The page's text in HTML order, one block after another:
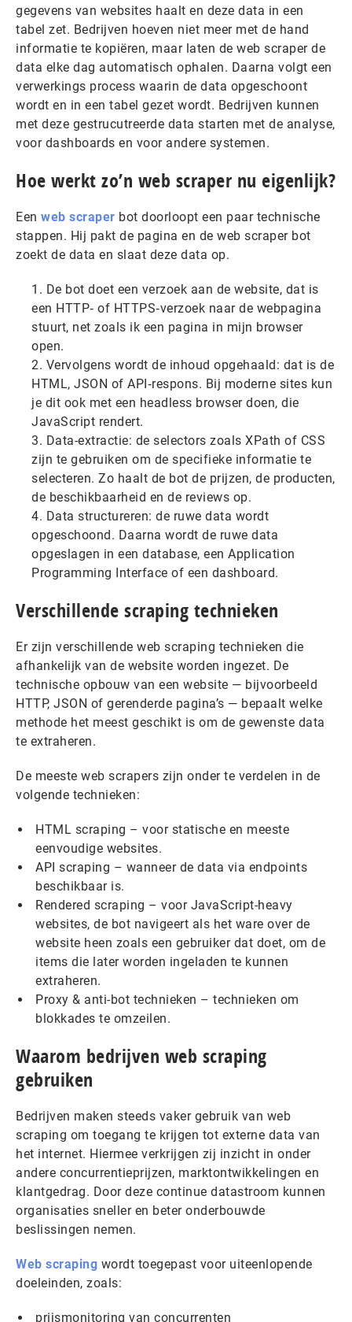
gegevens van websites haalt en deze data in een
tabel zet. Bedrijven hoeven niet meer met de hand
informatie te kopiëren, maar laten de web scraper de
data elke dag automatisch ophalen. Daarna volgt een
verwerkings process waarin de data opgeschoont
wordt en in een tabel gezet wordt. Bedrijven kunnen
met deze gestrucutreerde data starten met de analyse,
voor dashboards en voor andere systemen.
Hoe werkt zo’n web scraper nu eigenlijk?
Een web scraper bot doorloopt een paar technische
stappen. Hij pakt de pagina en de web scraper bot
zoekt de data en slaat deze data op.
De bot doet een verzoek aan de website, dat is
een HTTP‑ of HTTPS‑verzoek naar de webpagina
stuurt, net zoals ik een pagina in mijn browser
open.
Vervolgens wordt de inhoud opgehaald: dat is de
HTML, JSON of API‑respons. Bij moderne sites kun
je dit ook met een headless browser doen, die
JavaScript rendert.
Data-extractie: de selectors zoals XPath of CSS
zijn te gebruiken om de specifieke informatie te
selecteren. Zo haalt de bot de prijzen, de producten,
de beschikbaarheid en de reviews op.
Data structureren: de ruwe data wordt
opgeschoond. Daarna wordt de ruwe data
opgeslagen in een database, een Application
Programming Interface of een dashboard.
Verschillende scraping technieken
Er zijn verschillende web scraping technieken die
afhankelijk van de website worden ingezet. De
technische opbouw van een website — bijvoorbeeld
HTTP, JSON of gerenderde pagina’s — bepaalt welke
methode het meest geschikt is om de gewenste data
te extraheren.
De meeste web scrapers zijn onder te verdelen in de
volgende technieken:
HTML scraping – voor statische en meeste
eenvoudige websites.
API scraping – wanneer de data via endpoints
beschikbaar is.
Rendered scraping – voor JavaScript-heavy
websites, de bot navigeert als het ware over de
website heen zoals een gebruiker dat doet, om de
items die later worden ingeladen te kunnen
extraheren.
Proxy & anti-bot technieken – technieken om
blokkades te omzeilen.
Waarom bedrijven web scraping
gebruiken
Bedrijven maken steeds vaker gebruik van web
scraping om toegang te krijgen tot externe data van
het internet. Hiermee verkrijgen zij inzicht in onder
andere concurrentieprijzen, marktontwikkelingen en
klantgedrag. Door deze continue datastroom kunnen
organisaties sneller en beter onderbouwde
beslissingen nemen.
Web scraping wordt toegepast voor uiteenlopende
doeleinden, zoals:
prijsmonitoring van concurrenten